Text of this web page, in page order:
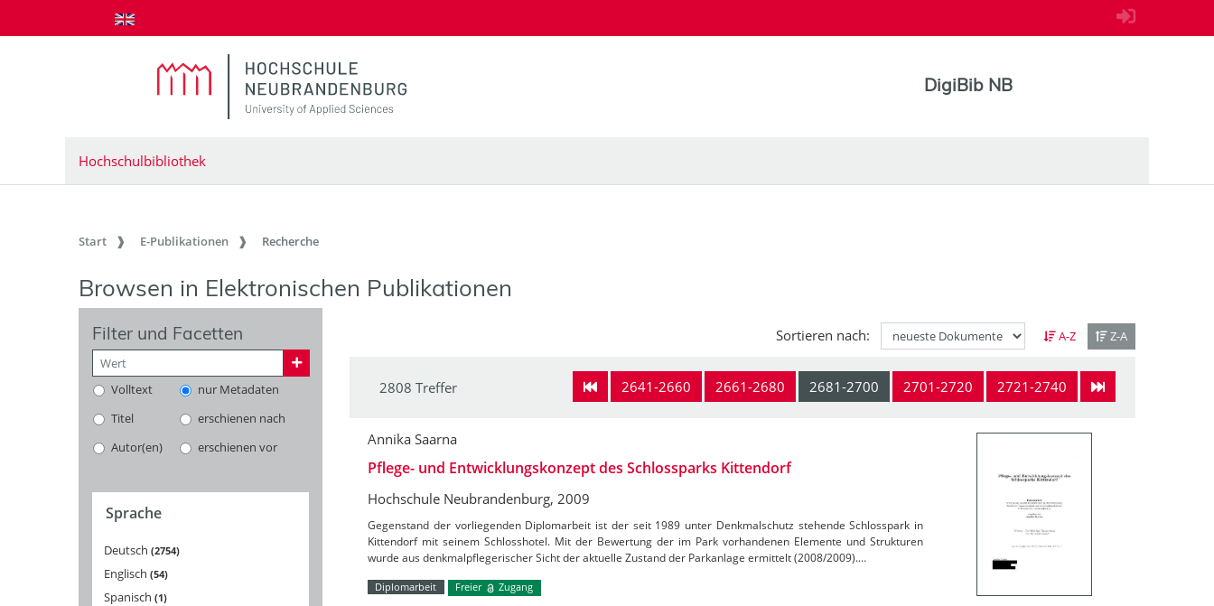
zum Inhalt springen
DigiBib NB
Hochschulbibliothek
Start E-Publikationen Recherche
Browsen in Elektronischen Publikationen
Filter und Facetten
Volltext
nur Metadaten
Titel
erschienen nach
Autor(en)
erschienen vor
Sprache
Deutsch 2754
Englisch 54
Spanisch 1
Sortieren nach: A-Z Z-A
2641-2660 2661-2680 2681-2700 2701-2720 2721-2740
2808 Treffer
Annika Saarna
Pflege- und Entwicklungskonzept des Schlossparks Kittendorf
Hochschule Neubrandenburg, 2009
Gegenstand der vorliegenden Diplomarbeit ist der seit 1989 unter Denkmalschutz stehende Schlosspark in
Kittendorf mit seinem Schlosshotel. Mit der Bewertung der im Park vorhandenen Elemente und Strukturen
wurde aus denkmalpflegerischer Sicht der aktuelle Zustand der Parkanlage ermittelt (2008/2009).…
Diplomarbeit Freier Zugang